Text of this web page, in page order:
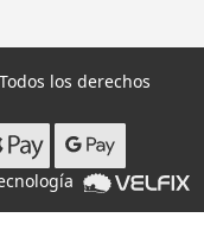
los derechos